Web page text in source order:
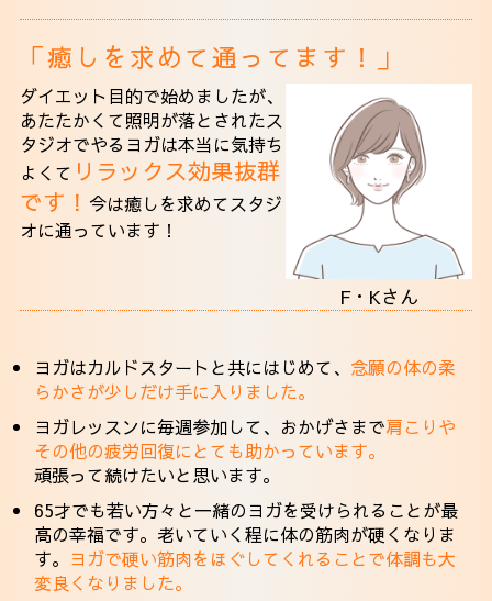
「癒しを求めて通ってます！」
F・Kさん
ダイエット目的で始めましたが、
あたたかくて照明が落とされたス
タジオでやるヨガは本当に気持ち
よくて リラックス効果抜群
です！ 今は癒しを求めてスタジ
オに通っています！
ヨガはカルドスタートと共にはじめて、 念願の体の柔
らかさが少しだけ手に入りました。
ヨガレッスンに毎週参加して、おかげさまで肩こりや
その他の疲労回復にとても助かっています。
頑張って続けたいと思います。
65才でも若い方々と一緒のヨガを受けられることが最
高の幸福です。老いていく程に体の筋肉が硬くなりま
す。 ヨガで硬い筋肉をほぐしてくれることで体調も大
変良くなりました。